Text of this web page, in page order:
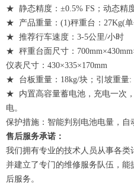
★ 静态精度：±0.5% FS；动态精
★ 产品重量：(1)秤重台：27Kg(
★ 推荐行车速度：3-5公里/小时
★ 秤重台面尺寸：
仪表尺寸：430×335×170mm
★ 台板重量：18kg/块；引坡重量:
★ 内置高容量蓄电池，充电一次
电。
保护措施：智能判别电池电量，自
售后服务承诺：
我们拥有专业的技术人员从事各类
并建立了专门的维修服务队伍，
后服务。